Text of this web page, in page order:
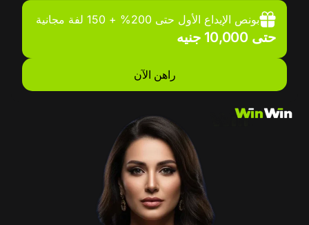
بونص الإيداع الأول حتى 200% + 150 لفة مجانية
حتى 10,000 جنيه
راهن الآن